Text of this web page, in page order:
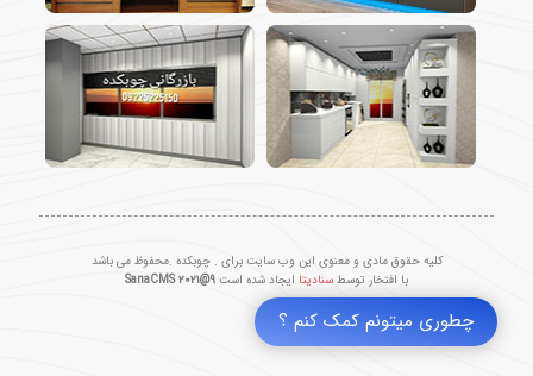
کلیه حقوق مادی و معنوی این وب سایت برای . چوبکده .محفوظ می باشد
با افتخار توسط سنادیتا ایجاد شده است SanaCMS ۲۰۲۱@۹
چطوری میتونم کمک کنم ؟